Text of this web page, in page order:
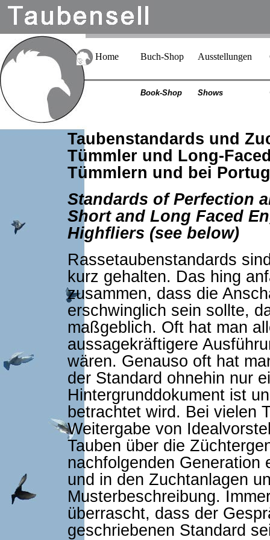
Home Buch-Shop Ausstellungen
Book-Shop Shows
Taubenstandards und
Tümmler und Long-
Tümmlern und bei
Standards of Perfection
Short and Long Faced
Highfliers (see below)
Rassetaubenstandards
kurz gehalten. Das hing
zusammen, dass die
erschwinglich sein sollte,
maßgeblich. Oft hat man
aussagekräftigere
wären. Genauso oft hat
der Standard ohnehin nur
Hintergrunddokument ist
betrachtet wird. Bei vielen
Weitergabe von
Tauben über die
nachfolgenden Generation
und in den Zuchtanlagen
Musterbeschreibung.
überrascht, dass der
geschriebenen Standard